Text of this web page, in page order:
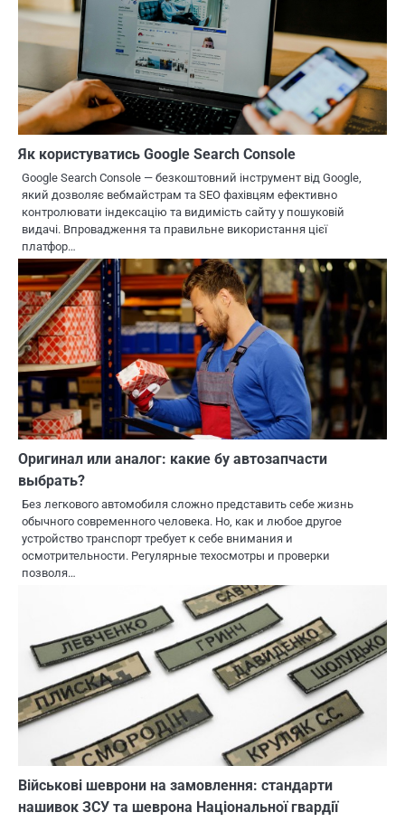
Як користуватись Google Search Console
Google Search Console — безкоштовний інструмент від Google,
який дозволяє вебмайстрам та SEO фахівцям ефективно
контролювати індексацію та видимість сайту у пошуковій
видачі. Впровадження та правильне використання цієї
платфор…
Оригинал или аналог: какие бу автозапчасти
выбрать?
Без легкового автомобиля сложно представить себе жизнь
обычного современного человека. Но, как и любое другое
устройство транспорт требует к себе внимания и
осмотрительности. Регулярные техосмотры и проверки
позволя…
Військові шеврони на замовлення: стандарти
нашивок ЗСУ та шеврона Національної гвардії